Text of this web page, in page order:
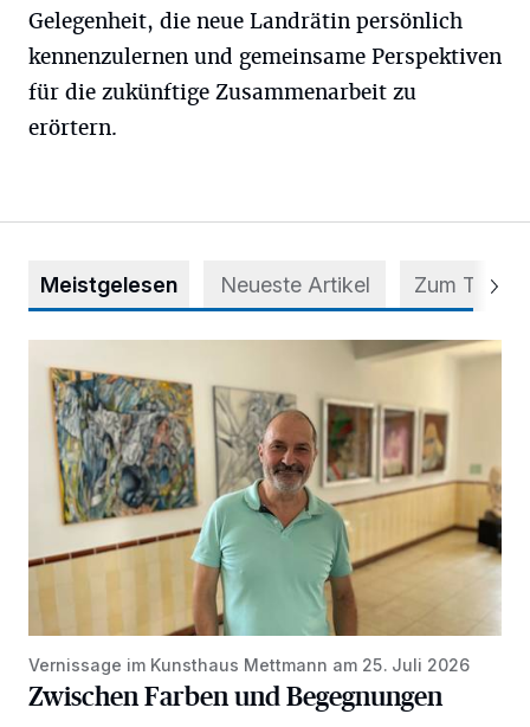
Gelegenheit, die neue Landrätin persönlich
kennenzulernen und gemeinsame Perspektiven
für die zukünftige Zusammenarbeit zu
erörtern.
Meistgelesen Neueste Artikel Zum Thema
Vernissage im Kunsthaus Mettmann am 25. Juli 2026
Zwischen Farben und Begegnungen